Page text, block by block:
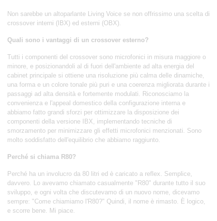
Non sarebbe un altoparlante Living Voice se non offrissimo una scelta di
crossover interni (IBX) ed esterni (OBX).
Quali sono i vantaggi di un crossover esterno?
Tutti i componenti del crossover sono microfonici in misura maggiore o
minore, e posizionandoli al di fuori dell'ambiente ad alta energia del
cabinet principale si ottiene una risoluzione più calma delle dinamiche,
una forma e un colore tonale più puri e una coerenza migliorata durante i
passaggi ad alta densità e fortemente modulati. Riconosciamo la
convenienza e l'appeal domestico della configurazione interna e
abbiamo fatto grandi sforzi per ottimizzare la disposizione dei
componenti della versione IBX, implementando tecniche di
smorzamento per minimizzare gli effetti microfonici menzionati. Sono
molto soddisfatto dell'equilibrio che abbiamo raggiunto.
Perché si chiama R80?
Perché ha un involucro da 80 litri ed è caricato a reflex. Semplice,
davvero. Lo avevamo chiamato casualmente "R80" durante tutto il suo
sviluppo, e ogni volta che discutevamo di un nuovo nome, dicevamo
sempre: "Come chiamiamo l'R80?" Quindi, il nome è rimasto. È logico,
e scorre bene. Mi piace.